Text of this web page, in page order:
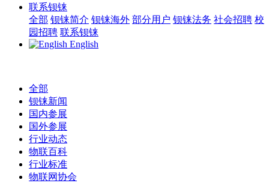
联系钡铼
全部 钡铼简介 钡铼海外 部分用户 钡铼法务 社会招聘 校
园招聘 联系钡铼
English
全部
钡铼新闻
国内参展
国外参展
行业动态
物联百科
行业标准
物联网协会